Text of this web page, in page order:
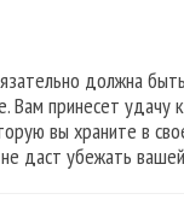
должна
принесет удачу
вы храните в
даст убежать